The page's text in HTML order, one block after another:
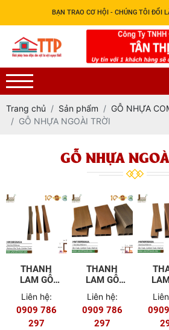
BẠN TRAO CƠ HỘI - CHÚNG TÔI ĐỔI
Trang chủ Sản phẩm
GỖ NHỰA
GỖ NHỰA NGOÀI TRỜI
GỖ NHỰA
THANH
LAM GỖ
NHỰA
HW26R26ASA
Liên hệ:
0909 786
297
THANH
LAM GỖ
NHỰA
HW150R50ASA
Liên hệ:
0909 786
297